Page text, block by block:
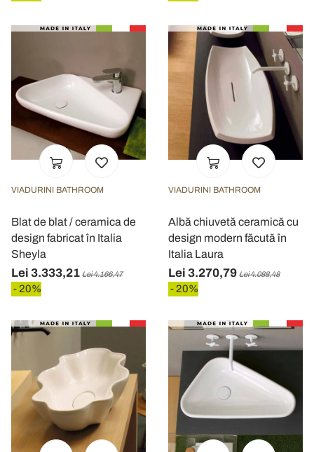
VIADURINI BATHROOM
Blat de blat / ceramica de
design fabricat în Italia
Sheyla
Lei 3.333,21 Lei 4.166,47
- 20%
VIADURINI BATHROOM
Albă chiuvetă ceramică cu
design modern făcută în
Italia Laura
Lei 3.270,79 Lei 4.088,48
- 20%